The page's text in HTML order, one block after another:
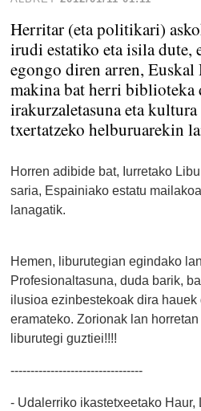
Herritar (eta politikari)
irudi estatiko eta isila dute,
egongo diren arren, Euskal
makina bat herri
irakurzaletasuna eta
txertatzeko helburuarekin
Horren adibide bat, Iurretako
saria, Espainiako estatu
lanagatik.
Hemen, liburutegian egindako
Profesionaltasuna, duda barik,
ilusioa ezinbestekoak dira hauek
eramateko. Zorionak lan
liburutegi guztiei!!!!
---------------------------------
- Udalerriko ikastetxeetako Haur,